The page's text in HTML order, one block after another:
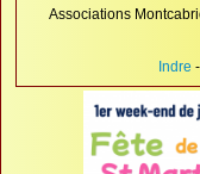
Associations
Indre -